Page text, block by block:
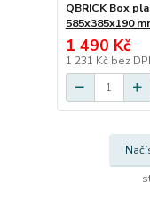
QBRICK Box
585x385x190
1 490 Kč
1 231 Kč bez